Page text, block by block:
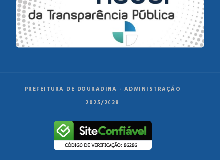
PREFEITURA DE DOURADINA - ADMINISTRAÇÃO
2025/2028